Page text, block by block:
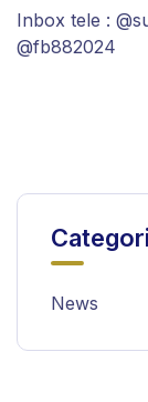
Inbox tele :
@fb882024
News